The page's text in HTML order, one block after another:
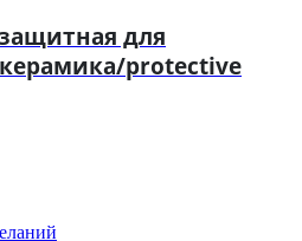
для
protective